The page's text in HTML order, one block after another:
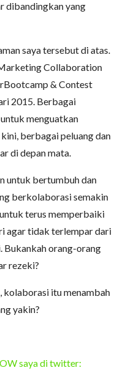
dibandingkan yang
saya tersebut di atas.
Collaboration
& Contest
2015. Berbagai
menguatkan
berbagai peluang dan
di depan mata.
untuk bertumbuh dan
berkolaborasi semakin
terus memperbaiki
agar tidak terlempar dari
Bukankah orang-orang
rezeki?
kolaborasi itu menambah
yakin?
saya di twitter: